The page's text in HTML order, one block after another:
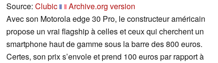
Source: Clubic
Archive.org version
Avec son Motorola edge 30 Pro, le constructeur américain
propose un vrai flagship à celles et ceux qui cherchent un
smartphone haut de gamme sous la barre des 800 euros.
Certes, son prix s’envole et prend 100 euros par rapport à